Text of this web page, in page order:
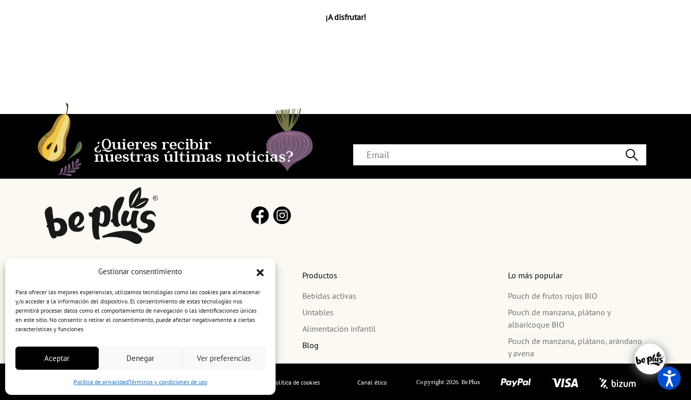
Gestionar consentimiento
Para ofrecer las mejores experiencias, utilizamos tecnologías como las cookies para almacenar
y/o acceder a la información del dispositivo. El consentimiento de estas tecnologías nos
permitirá procesar datos como el comportamiento de navegación o las identificaciones únicas
en este sitio. No consentir o retirar el consentimiento, puede afectar negativamente a ciertas
características y funciones.
Aceptar Denegar Ver preferencias
Política de privacidadTérminos y condiciones de uso
¡A disfrutar!
hello@beplus.com
+34 961 02 10 00
Ayuda
Concursos y sorteos
Productos
Bebidas activas
Untables
Alimentación infantil
Blog
Lo más popular
Pouch de frutos rojos BIO
Pouch de manzana, plátano y
albaricoque BIO
Pouch de manzana, plátano, arándano
y avena
Términos y condiciones de uso Política de privacidad Política de cookies Canal ético Copyright 2026. BePlus